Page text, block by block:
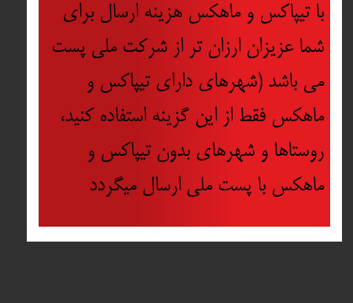
با تیپاکس و ماهکس هزینه ارسال برای
شما عزیزان ارزان تر از شرکت ملی پست
می باشد (شهرهای دارای تیپاکس و
ماهکس فقط از این گزینه استفاده کنید،
روستاها و شهرهای بدون تیپاکس و
ماهکس با پست ملی ارسال میگردد